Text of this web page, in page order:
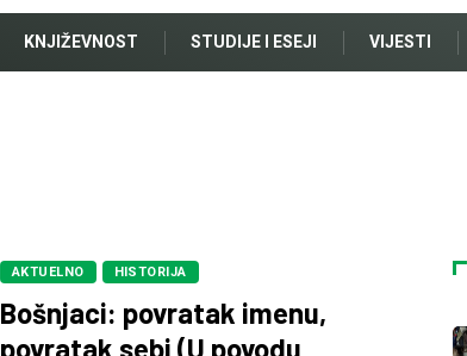
KNJIŽEVNOST STUDIJE I ESEJI VIJESTI
AKTUELNO HISTORIJA
Bošnjaci: povratak imenu,
povratak sebi (U povodu